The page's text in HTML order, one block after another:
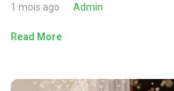
1 mois ago Admin
Read More